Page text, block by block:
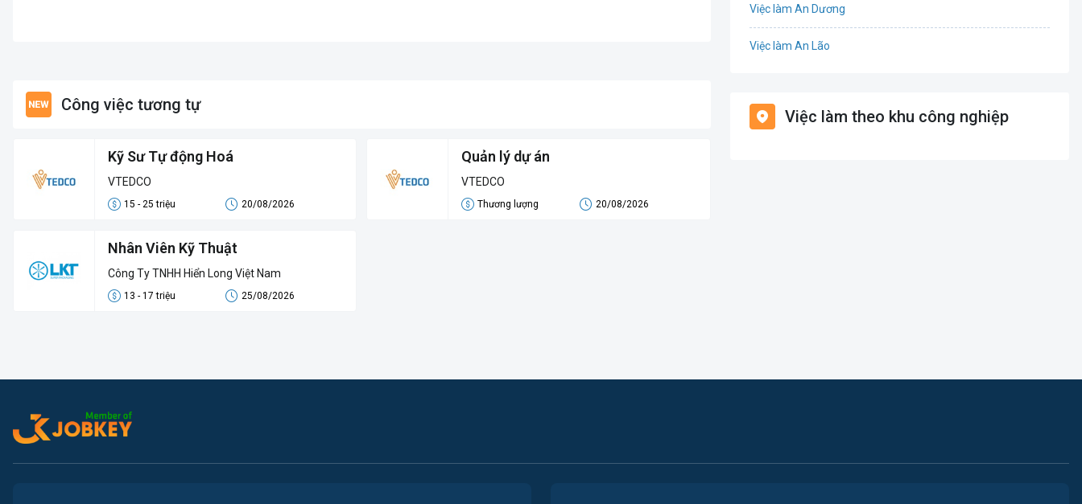
Công việc tương tự
Kỹ Sư Tự động Hoá
VTEDCO
15 - 25 triệu 20/08/2026
Quản lý dự án
VTEDCO
Thương lượng 20/08/2026
Nhân Viên Kỹ Thuật
Công Ty TNHH Hiển Long Việt Nam
13 - 17 triệu 25/08/2026
Văn Phòng
Nội ngoại thất
Việc làm An Dương
Việc làm An Lão
Việc làm Cát Hải
Việc làm Nam Triệu
Việc làm theo khu công nghiệp